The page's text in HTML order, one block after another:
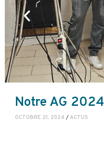
Notre AG 2024
OCTOBRE 21, 2024 / ACTUS